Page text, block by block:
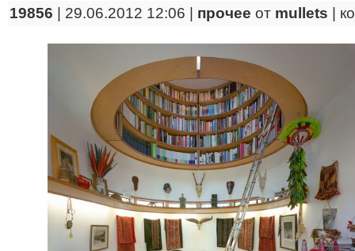
19856 | 29.06.2012 12:06 | прочее от mullets